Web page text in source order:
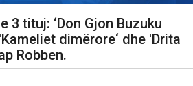
3 tituj: ‘Don Gjon Buzuku
dimërore‘ dhe 'Drita
Robben.